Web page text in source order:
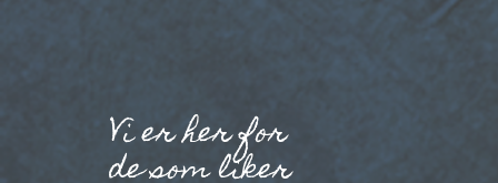
Vi er her for
de som liker